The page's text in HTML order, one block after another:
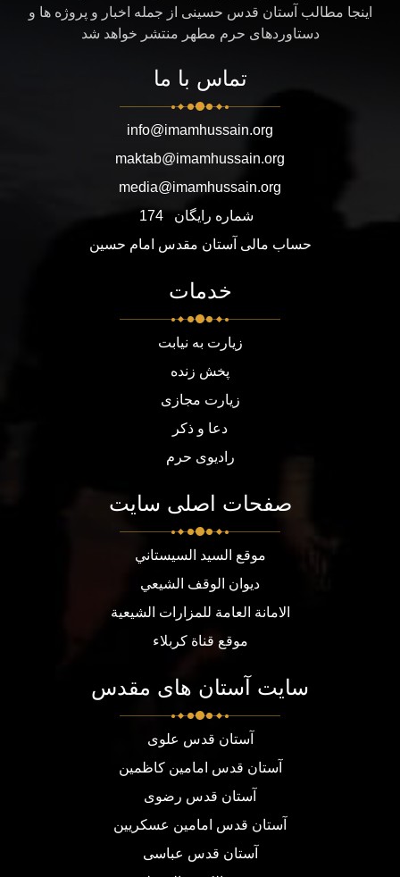
اینجا مطالب آستان قدس حسینی از جمله اخبار و پروژه ها و
دستاوردهای حرم مطهر منتشر خواهد شد
تماس با ما
info@imamhussain.org
maktab@imamhussain.org
media@imamhussain.org
شماره رایگان
174
حساب مالی آستان مقدس امام حسین
خدمات
زیارت به نیابت
پخش زنده
زیارت مجازی
دعا و ذکر
رادیوی حرم
صفحات اصلی سایت
موقع السيد السيستاني
ديوان الوقف الشيعي
الامانة العامة للمزارات الشيعية
موقع قناة كربلاء
سایت آستان های مقدس
آستان قدس علوی
آستان قدس امامین کاظمین
آستان قدس رضوی
آستان قدس امامین عسکریین
آستان قدس عباسی